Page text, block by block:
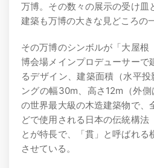
万博。その数々の展示の受け皿
建築も万博の大きな見どころの
その万博のシンボルが「大屋根
博会場メインプロデューサーで
るデザイン、建築面積（水平
ングの幅30m、高さ12m（外
の世界最大級の木造建築物で、
どで使用される日本の伝統構法
とが特長で、「貫」と呼ばれる
させている。